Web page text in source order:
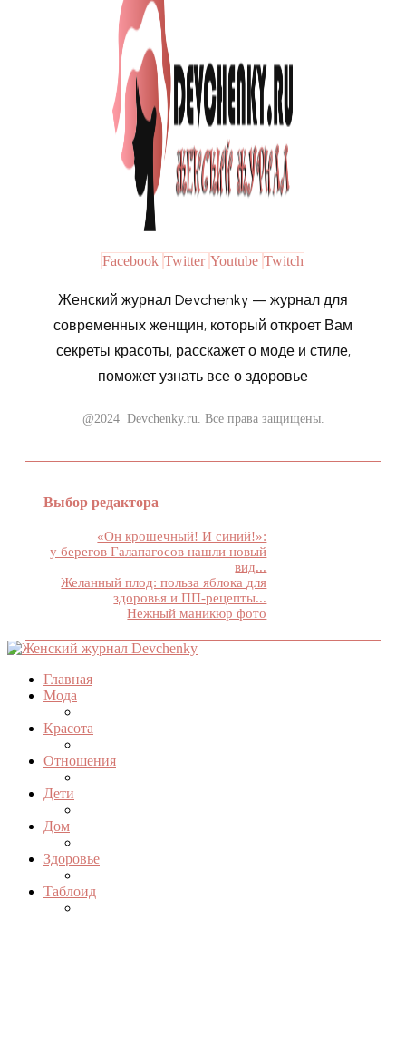
Facebook Twitter Youtube Twitch
Женский журнал Devchenky — журнал для
современных женщин, который откроет Вам
секреты красоты, расскажет о моде и стиле,
поможет узнать все о здоровье
@2024 Devchenky.ru. Все права защищены.
Выбор редактора
«Он крошечный! И синий!»:
у берегов Галапагосов нашли новый
вид...
Желанный плод: польза яблока для
здоровья и ПП-рецепты...
Нежный маникюр фото
Главная
Мода
Красота
Отношения
Дети
Дом
Здоровье
Таблоид